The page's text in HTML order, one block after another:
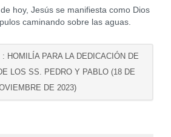
Jesús se manifiesta como Dios
caminando sobre las aguas.
HOMILÍA PARA LA DEDICACIÓN DE
LOS SS. PEDRO Y PABLO (18 DE
DE 2023)